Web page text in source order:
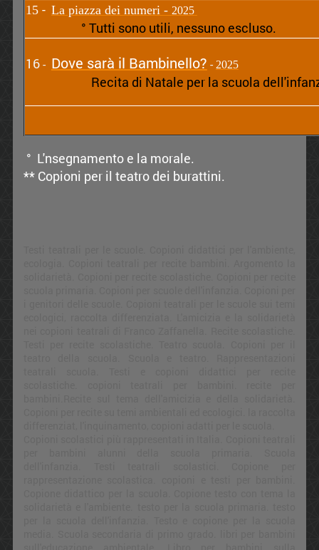
15 - La piazza dei numeri - 2025
° Tutti sono utili, nessuno escluso.
16- Dove sarà il Bambinello? - 2025
Recita di Natale per la scuola
° L'nsegnamento e la morale.
** Copioni per il teatro dei burattini.